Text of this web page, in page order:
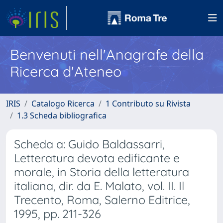
Benvenuti nell'Anagrafe della
Ricerca d'Ateneo
IRIS Catalogo Ricerca
1 Contributo su Rivista
1.3 Scheda bibliografica
Scheda a: Guido Baldassarri,
Letteratura devota edificante e
morale, in Storia della letteratura
italiana, dir. da E. Malato, vol. II. Il
Trecento, Roma, Salerno Editrice,
1995, pp. 211-326